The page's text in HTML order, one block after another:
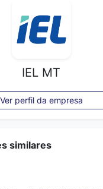
IEL MT
Ver perfil da empresa
similares